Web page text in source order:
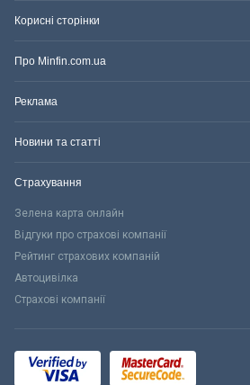
Корисні сторінки
Про Minfin.com.ua
Реклама
Новини та статті
Страхування
Зелена карта онлайн
Відгуки про страхові компанії
Рейтинг страхових компаній
Автоцивілка
Страхові компанії